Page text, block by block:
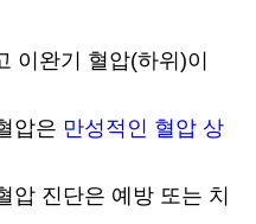
이완기 혈압(하위)이
압은 만성적인 혈압 상
진단은 예방 또는 치